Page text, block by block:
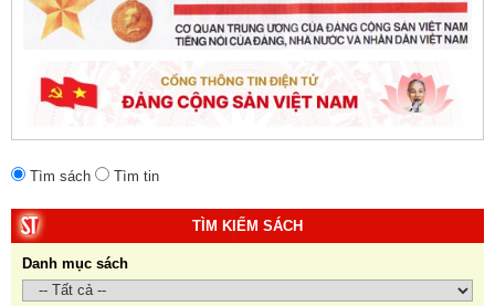
Tìm sách Tìm tin
TÌM KIẾM SÁCH
Danh mục sách